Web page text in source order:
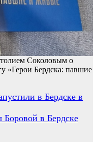
Соколовым о
«Герои Бердска: павшие
в Бердске в
Боровой в Бердске